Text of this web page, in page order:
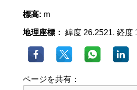
標高: m
地理座標： 緯度 26.2521, 経度
ページを共有：